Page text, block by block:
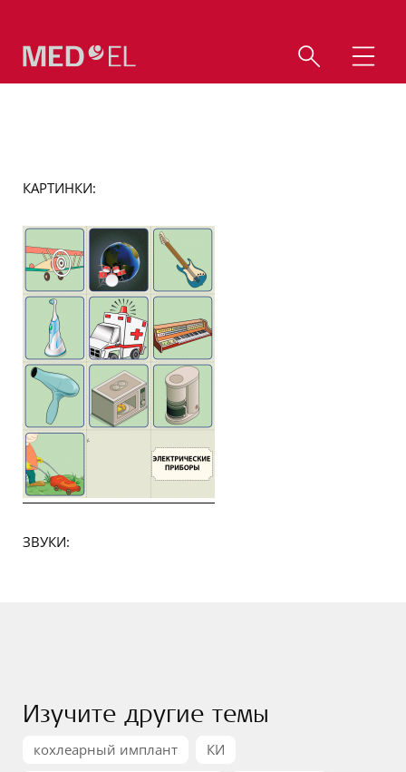
КАРТИНКИ:
ЗВУКИ:
Изучите другие темы
кохлеарный имплант
КИ